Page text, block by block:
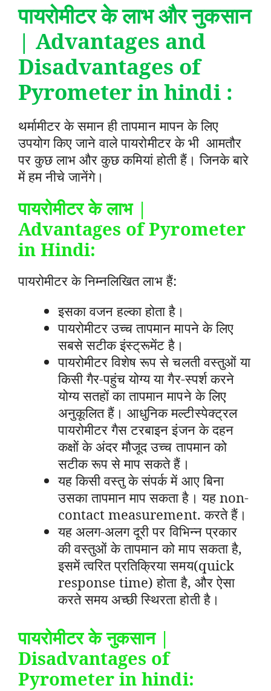
पायरोमीटर के लाभ और नुकसान
| Advantages and
Disadvantages of
Pyrometer in hindi :
थर्मामीटर के समान ही तापमान मापन के लिए
उपयोग किए जाने वाले पायरोमीटर के भी आमतौर
पर कुछ लाभ और कुछ कमियां होती हैं। जिनके बारे
में हम नीचे जानेंगे।
पायरोमीटर के लाभ|
Advantages of Pyrometer
in Hindi:
पायरोमीटर के निम्नलिखित लाभ हैं:
इसका वजन हल्का होता है।
पायरोमीटर उच्च तापमान मापने के लिए
सबसे सटीक इंस्ट्रूमेंट है।
पायरोमीटर विशेष रूप से चलती वस्तुओं या
किसी गैर-पहुंच योग्य या गैर-स्पर्श करने
योग्य सतहों का तापमान मापने के लिए
अनुकूलित हैं। आधुनिक मल्टीस्पेक्ट्रल
पायरोमीटर गैस टरबाइन इंजन के दहन
कक्षों के अंदर मौजूद उच्च तापमान को
सटीक रूप से माप सकते हैं।
यह किसी वस्तु के संपर्क में आए बिना
उसका तापमान माप सकता है। यह non-
contact measurement. करते हैं।
यह अलग-अलग दूरी पर विभिन्न प्रकार
की वस्तुओं के तापमान को माप सकता है,
इसमें त्वरित प्रतिक्रिया समय(quick
response time) होता है, और ऐसा
करते समय अच्छी स्थिरता होती है।
पायरोमीटर के नुकसान|
Disadvantages of
Pyrometer in hindi: